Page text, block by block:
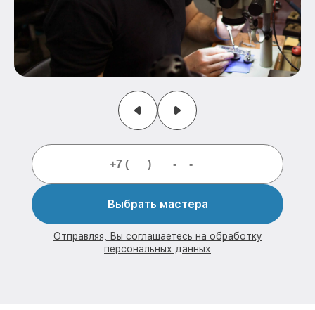
Выбрать мастера
Отправляя, Вы соглашаетесь на обработку
персональных данных